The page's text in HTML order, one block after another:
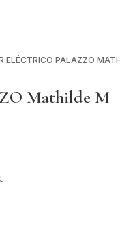
ELÉCTRICO PALAZZO
Mathilde M